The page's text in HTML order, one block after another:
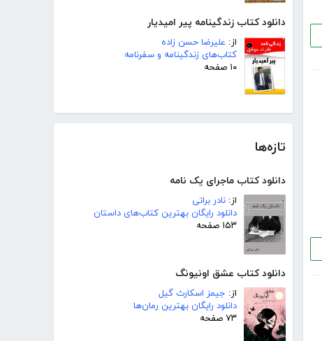
دانلود کتاب زندگینامه پیر امیدیار
از: علیرضا حسن زاده
کتاب‌های زندگینامه و سفرنامه
۱۰ صفحه
تازه‌ها
دانلود کتاب ماجرای یک نامه
از: نادر براتی
دانلود رایگان بهترین کتاب‌های داستان
۱۵۳ صفحه
دانلود کتاب عشق اونیونگ
از: جیمز اسکارث گیل
دانلود رایگان بهترین رمان‌ها
۷۳ صفحه